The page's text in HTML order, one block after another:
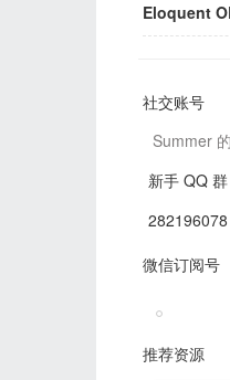
Eloquent
社交账号
Summer
新手 QQ 群
282196078
微信订阅号
推荐资源